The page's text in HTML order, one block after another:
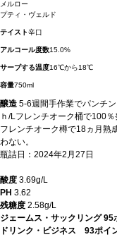
メルロー
プティ・ヴェルド
テイスト辛口
アルコール度数15.0%
サーブする温度16℃から18℃
容量750ml
醸造 5-6週間手作業でパンチ
ｈ/Lフレンチオーク桶で100
フレンチオーク樽で18ヵ月熟
わない。
瓶詰日：2024年2月27日
酸度 3.69g/L
PH 3.62
残糖度 2.58g/L
ジェームス・サックリング 95
ドリンク・ビジネス 93ポイ